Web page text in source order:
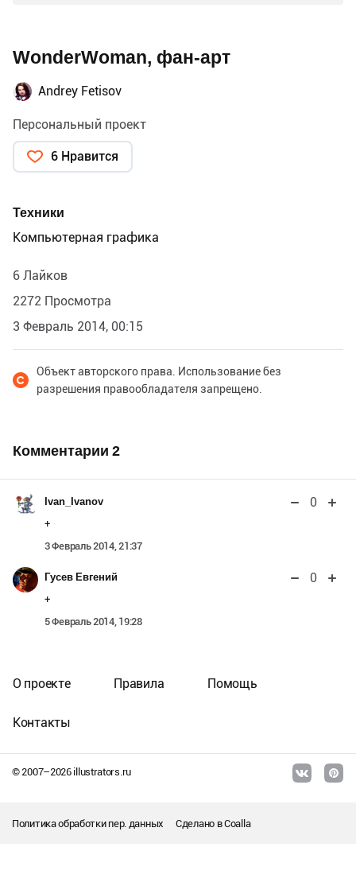
WonderWoman, фан-арт
Andrey Fetisov
Персональный проект
6 Нравится
Техники
Компьютерная графика
6 Лайков
2272 Просмотра
3 Февраль 2014, 00:15
Объект авторского права. Использование без
разрешения правообладателя запрещено.
Комментарии 2
Ivan_Ivanov 0
+
3 Февраль 2014, 21:37
Гусев Евгений 0
+
5 Февраль 2014, 19:28
© 2007–2026illustrators.ru
О проекте Правила Помощь
Контакты
Политика обработки пер. данных Сделано вCoalla